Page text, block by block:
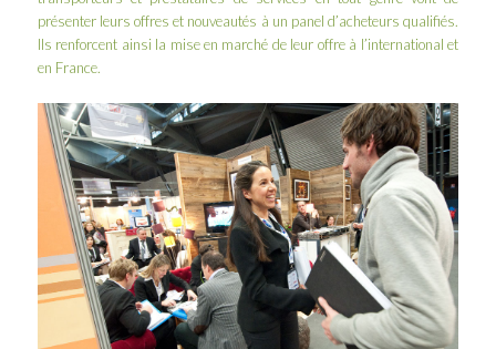
présenter leurs offres et nouveautés à un panel d’acheteurs qualifiés.
Ils renforcent ainsi la mise en marché de leur offre à l’international et
en France.